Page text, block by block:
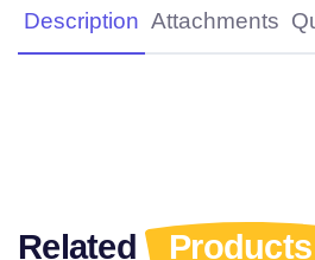
Description Attachments
Related Products